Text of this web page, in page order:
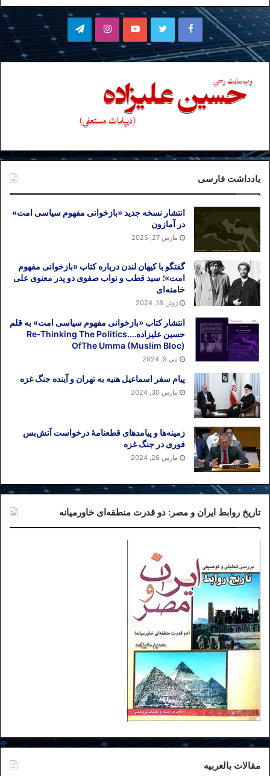
فیسبوک توییتر یوتیوباینستاگرامتلگرام
یادداشت فارسی
انتشار نسخه جدید «بازخوانی مفهوم سیاسی امت»
در آمازون
مارس 27, 2025
گفتگو با کیهان لندن درباره کتاب «بازخوانی مفهوم
امت»؛ سید قطب و نواب صفوی دو پدر معنوی علی
خامنه‌ای
ژوئن 18, 2024
انتشار کتاب «بازخوانی مفهوم سیاسی امت» به قلم
حسین علیزاده….Re-Thinking The Politics
OfThe Umma (Muslim Bloc)
می 9, 2024
پیام سفر اسماعیل هنیه به تهران و آینده جنگ غزه
مارس 30, 2024
زمینه‌ها و پیامدهای قطعنامهٔ درخواست آتش‌بس
فوری در جنگ غزه
مارس 26, 2024
تاریخ روابط ایران و مصر: دو قدرت منطقه‌ای خاورمیانه
مقالات بالعربیه